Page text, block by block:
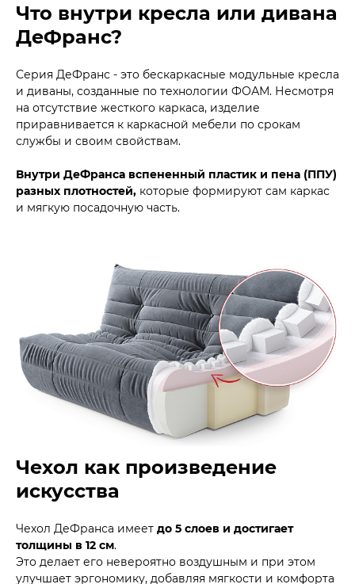
Что внутри кресла или дивана
ДеФранс?
Серия ДеФранс - это бескаркасные модульные кресла
и диваны, созданные по технологии ФОАМ. Несмотря
на отсутствие жесткого каркаса, изделие
приравнивается к каркасной мебели по срокам
службы и своим свойствам.
Внутри ДеФранса вспененный пластик и пена (ППУ)
разных плотностей, которые формируют сам каркас
и мягкую посадочную часть.
Чехол как произведение
искусства
Чехол ДеФранса имеет до 5 слоев и достигает
толщины в 12 см.
Это делает его невероятно воздушным и при этом
улучшает эргономику, добавляя мягкости и комфорта